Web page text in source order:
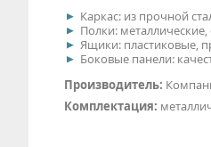
Каркас: из прочной
Полки:
Ящики: пластиковые,
Боковые панели:
Производитель:
Комплектация: